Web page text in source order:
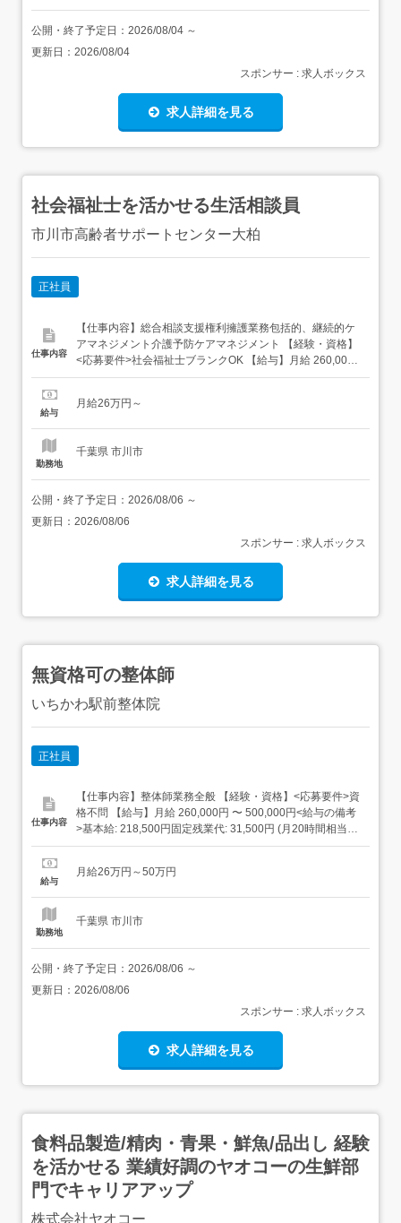
公開・終了予定日： 2026/08/04 ～
更新日： 2026/08/04
スポンサー : 求人ボックス
求人詳細を見る
社会福祉士を活かせる生活相談員
市川市高齢者サポートセンター大柏
正社員
仕事内容
【仕事内容】総合相談支援権利擁護業務包括的、継続的ケ
アマネジメント介護予防ケアマネジメント 【経験・資格】
<応募要件>社会福祉士ブランクOK 【給与】月給 260,000
円 〜 <給与の備考> 経験者は法人規定により加算査定資格
残業代なし通勤手当支給(最大30,000円/月)住宅手当
給与
月給26万円～
勤務地
千葉県 市川市
公開・終了予定日： 2026/08/06 ～
更新日： 2026/08/06
スポンサー : 求人ボックス
求人詳細を見る
無資格可の整体師
いちかわ駅前整体院
正社員
仕事内容
【仕事内容】整体師業務全般 【経験・資格】<応募要件>資
格不問 【給与】月給 260,000円 〜 500,000円<給与の備考
>基本給: 218,500円固定残業代: 31,500円 (月20時間相当
分)住宅手当: 10,000円別途成果給あり 時間外労働の有無に
賃金は追加で支給賞与: 年2回 昇給: 年1回給与は、...
給与
月給26万円～50万円
勤務地
千葉県 市川市
公開・終了予定日： 2026/08/06 ～
更新日： 2026/08/06
スポンサー : 求人ボックス
求人詳細を見る
食料品製造/精肉・青果・鮮魚/品出し 経験
を活かせる 業績好調のヤオコーの生鮮部
門でキャリアアップ
株式会社ヤオコー